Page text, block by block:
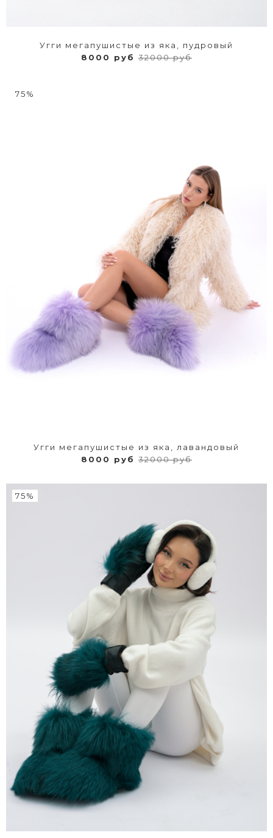
Угги мегапушистые из яка, пудровый
8000 руб 32000 руб
75%
Угги мегапушистые из яка, лавандовый
8000 руб 32000 руб
75%